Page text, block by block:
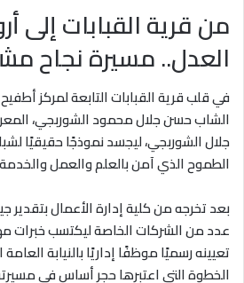
من قرية القبابات إلى
العدل.. مسيرة نجاح
في قلب قرية القبابات التابعة لمركز
الشاب حسن جلال محمود الشوربجي،
جلال الشوربجي، ليجسد نموذجًا حقيقيًا
الطموح الذي آمن بالعلم والعمل
بعد تخرجه من كلية إدارة الأعمال بتقدير
عدد من الشركات الخاصة ليكتسب خبرات
تعيينه رسميًا موظفًا إداريًا بالنيابة
الخطوة التي اعتبرها حجر أساس في